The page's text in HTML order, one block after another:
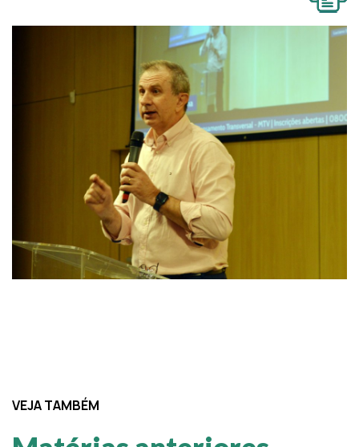
VEJA TAMBÉM